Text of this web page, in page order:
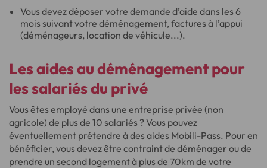
Vous devez déposer votre demande d’aide dans les 6
mois suivant votre déménagement, factures à l’appui
(déménageurs, location de véhicule...).
Lesaidesau déménagement pour
lessalariés du privé
Vous êtes employé dans une entreprise privée (non
agricole) de plus de 10 salariés ? Vous pouvez
éventuellement prétendre à des aides Mobili-Pass. Pour en
bénéficier, vous devez être contraint de déménager ou de
prendre un second logement à plus de 70km de votre